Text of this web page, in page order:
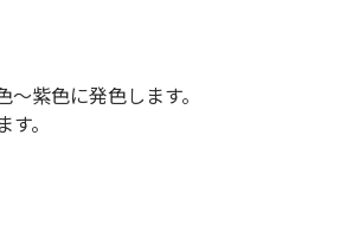
紫色に発色します。
。